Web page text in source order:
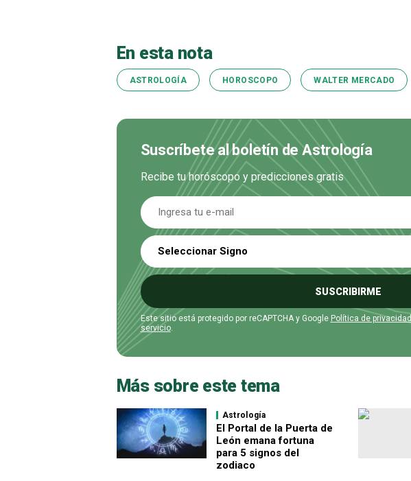
En esta nota
ASTROLOGÍA HOROSCOPO WALTER MERCADO
Suscríbete al boletín de Astrología
Recibe tu horóscopo y predicciones gratis
Seleccionar Signo
SUSCRIBIRME
Este sitio está protegido por reCAPTCHA y Google Política de privacidad
servicio.
Más sobre este tema
Astrología
El Portal de la Puerta de
León emana fortuna
para 5 signos del
zodiaco